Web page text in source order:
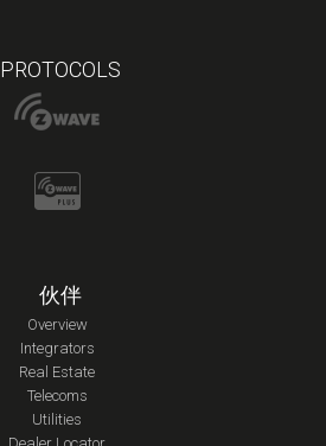
PROTOCOLS
伙伴
Overview
Integrators
Real Estate
Telecoms
Utilities